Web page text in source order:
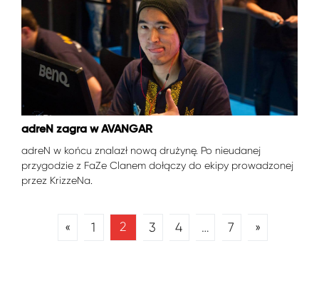
adreN zagra w AVANGAR
adreN w końcu znalazł nową drużynę. Po nieudanej
przygodzie z FaZe Clanem dołączy do ekipy prowadzonej
przez KrizzeNa.
« 1 2 3 4 … 7 »